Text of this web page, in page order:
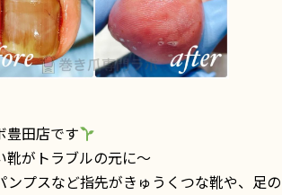
豊田店です
靴がトラブルの元に～
ンプスなど指先がきゅうくつな靴や、足の